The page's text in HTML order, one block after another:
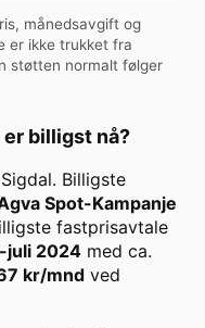
månedsavgift og
er ikke trukket fra
støtten normalt følger
billigst nå?
Sigdal. Billigste
Spot-Kampanje
fastprisavtale
juli 2024 med ca.
kr/mnd ved